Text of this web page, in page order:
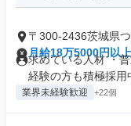
〒300-2436茨城県
月給18万5000円以上
求めている人材 ・
経験の方も積極採用
業界未経験歓迎 +22個